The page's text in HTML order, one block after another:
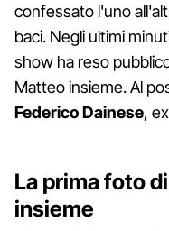
confessato l'uno
baci. Negli ultimi
show ha reso
Matteo insieme. Al
Federico Dainese,
La prima foto
insieme